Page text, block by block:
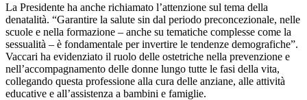
La Presidente ha anche richiamato l’attenzione sul tema della
denatalità. “Garantire la salute sin dal periodo preconcezionale, nelle
scuole e nella formazione – anche su tematiche complesse come la
sessualità – è fondamentale per invertire le tendenze demografiche”.
Vaccari ha evidenziato il ruolo delle ostetriche nella prevenzione e
nell’accompagnamento delle donne lungo tutte le fasi della vita,
collegando questa professione alla cura delle anziane, alle attività
educative e all’assistenza a bambini e famiglie.